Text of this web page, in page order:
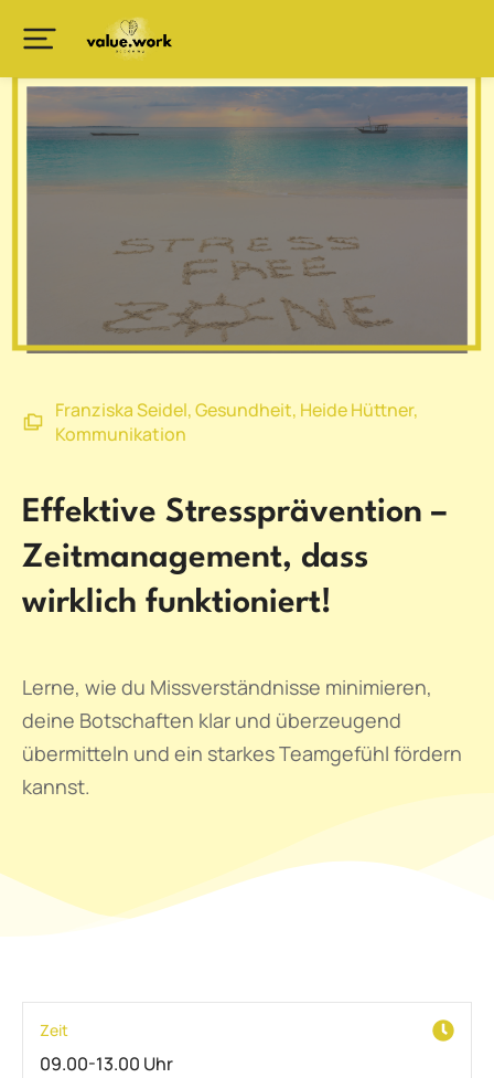
Franziska Seidel,Gesundheit, Heide Hüttner,
Kommunikation
Effektive Stressprävention –
Zeitmanagement, dass
wirklich funktioniert!
Lerne, wie du Missverständnisse minimieren,
deine Botschaften klar und überzeugend
übermitteln und ein starkes Teamgefühl fördern
kannst.
Zeit
09.00-13.00 Uhr